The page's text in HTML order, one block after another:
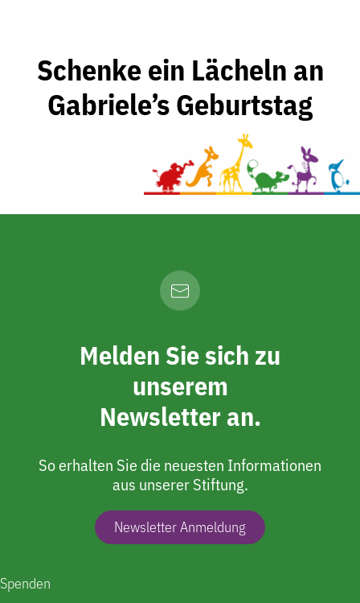
Schenke ein Lächeln an
Gabriele’s Geburtstag
Melden Sie sich zu
unserem
Newsletter an.
So erhalten Sie die neuesten Informationen
aus unserer Stiftung.
Newsletter Anmeldung
Spenden